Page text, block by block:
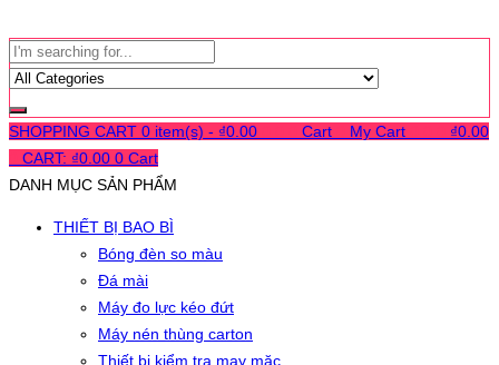
SHOPPING CART 0 item(s) - ₫0.00 Cart My Cart ₫0.00
CART: ₫0.00 0 Cart
DANH MỤC SẢN PHẨM
THIẾT BỊ BAO BÌ
Bóng đèn so màu
Đá mài
Máy đo lực kéo đứt
Máy nén thùng carton
Thiết bị kiểm tra may mặc